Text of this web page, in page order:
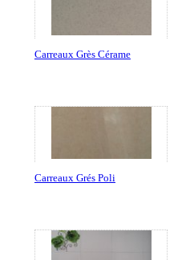
Carreaux Grès Cérame
Carreaux Grés Poli